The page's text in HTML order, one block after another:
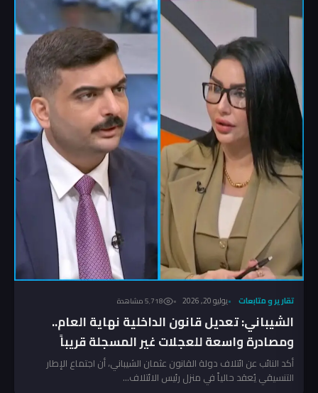
تقارير و متابعات يوليو 20, 2026 5٬718 مشاهدة
الشيباني: تعديل قانون الداخلية نهاية العام..
ومصادرة واسعة للعجلات غير المسجلة قريباً
أكد النائب عن ائتلاف دولة القانون عثمان الشيباني، أن اجتماع الإطار
التنسيقي يُعقد حالياً في منزل رئيس الائتلاف...